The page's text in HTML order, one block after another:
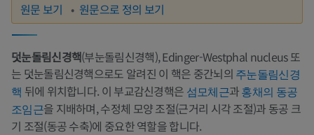
원문 보기 원문으로 정의 보기
덧눈돌림신경핵(부눈돌림신경핵), Edinger-Westphal nucleus 또
는 덧눈돌림신경핵으로도 알려진 이 핵은 중간뇌의 주눈돌림신경
핵 뒤에 위치합니다. 이 부교감신경핵은 섬모체근과홍채의 동공
조임근을 지배하며, 수정체 모양 조절(근거리 시각 조절)과 동공 크
기 조절(동공 수축)에 중요한 역할을 합니다.